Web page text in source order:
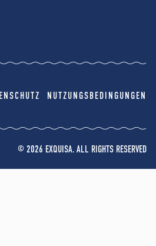
NUTZUNGSBEDINGUNGEN
© 2026 EXQUISA. ALL RIGHTS RESERVED